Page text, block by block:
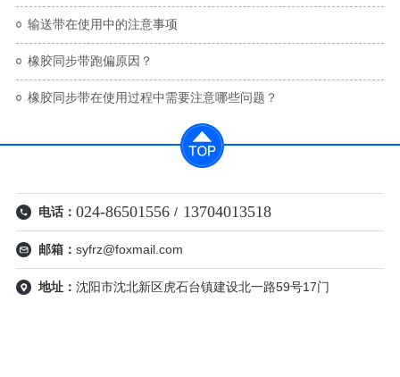
输送带在使用中的注意事项
橡胶同步带跑偏原因？
橡胶同步带在使用过程中需要​注意哪些问题？
电话： 024-86501556 / 13704013518
邮箱： syfrz@foxmail.com
地址： 沈阳市沈北新区虎石台镇建设北一路59号17门